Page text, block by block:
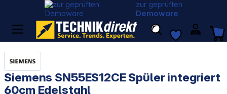
zur geprüften
Demoware
Siemens SN55ES12CE Spüler integriert
60cm Edelstahl